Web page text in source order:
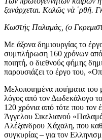
ξανάρχεται. Καλῶς νὰ ῾ρθῆ.
Κωστής Παλαμάς, (ο
Με άξονα δημιουργίας το
συμπλήρωση 160 χρόνων
ποιητή, ο διεθνούς φήμης
παρουσιάζει το έργο του,
Μελοποιημένα ποιήματα του
λόγος από τον Δωδεκάλογο
120 χρόνια από τότε που τον
Άγγελου Σικελιανού
Αλέξανδρου Χάχαλη, που
συγκυρίας – για τον